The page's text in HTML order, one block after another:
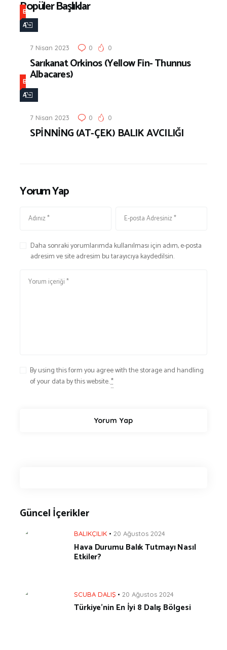
Popüler Başlıklar
B
A
Ç
I
L
7 Nisan 2023 0 0
Sarıkanat Orkinos (Yellow Fin- Thunnus
Albacares)
B
A
I
7 Nisan 2023 0 0
SPİNNİNG (AT-ÇEK) BALIK AVCILIĞI
Yorum Yap
Daha sonraki yorumlarımda kullanılması için adım, e-posta
adresim ve site adresim bu tarayıcıya kaydedilsin.
By using this form you agree with the storage and handling
of your data by this website.*
Güncel İçerikler
BALIKÇILIK 20 Ağustos 2024
Hava Durumu Balık Tutmayı Nasıl
Etkiler?
SCUBA DALIŞ 20 Ağustos 2024
Türkiye’nin En İyi 8 Dalış Bölgesi